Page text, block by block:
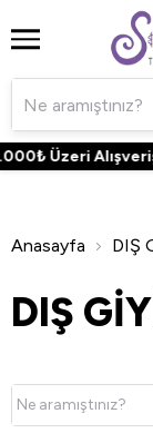
Üzeri
Anasayfa DIŞ
DIŞ